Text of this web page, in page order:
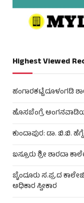
Highest Viewed
ಹಂಗಾರಕಟ್ಟೆ ದೂಳಂಗಡಿ
ಹೊಸಬೆಂಗ್ರೆ
ಕುಂದಾಪುರ: ಡಾ. ಬಿ.ಬಿ.
ಬಸ್ರೂರು ಶ್ರೀ ಶಾರದಾ
ಬೈಂದೂರು ಸ.ಪ್ರ.ದ
ಅಧಿಕಾರ ಸ್ವೀಕಾರ